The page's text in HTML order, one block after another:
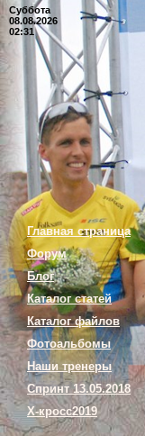
Суббота
08.08.2026
02:31
Главная страница
Форум
Блог
Каталог статей
Каталог файлов
Фотоальбомы
Наши тренеры
Спринт 13.05.2018
Х-кросс2019